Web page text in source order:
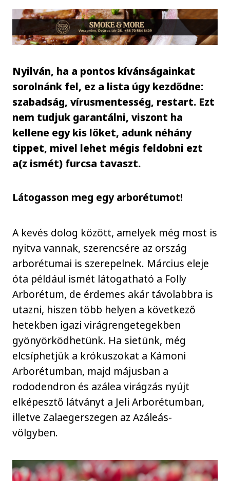
Nyilván, ha a pontos kívánságainkat
sorolnánk fel, ez a lista úgy kezdődne:
szabadság, vírusmentesség, restart. Ezt
nem tudjuk garantálni, viszont ha
kellene egy kis löket, adunk néhány
tippet, mivel lehet mégis feldobni ezt
a(z ismét) furcsa tavaszt.
Látogasson meg egy arborétumot!
A kevés dolog között, amelyek még most is
nyitva vannak, szerencsére az ország
arborétumai is szerepelnek. Március eleje
óta például ismét látogatható a Folly
Arborétum, de érdemes akár távolabbra is
utazni, hiszen több helyen a következő
hetekben igazi virágrengetegekben
gyönyörködhetünk. Ha sietünk, még
elcsíphetjük a krókuszokat a Kámoni
Arborétumban, majd májusban a
rododendron és azálea virágzás nyújt
elképesztő látványt a Jeli Arborétumban,
illetve Zalaegerszegen az Azáleás-
völgyben.